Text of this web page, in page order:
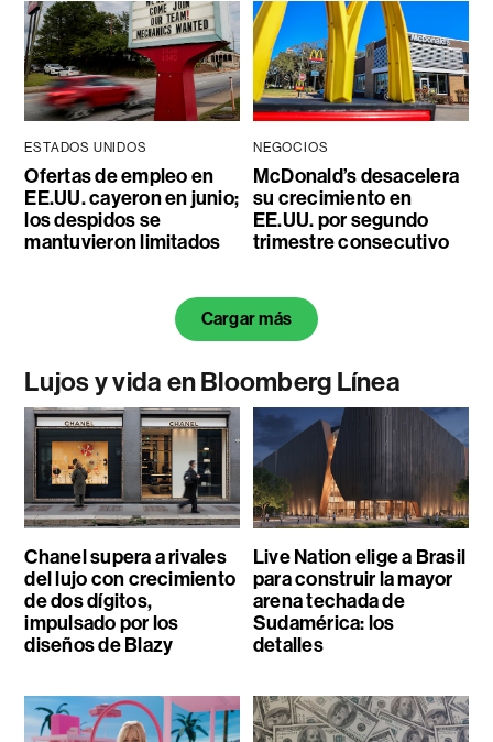
ESTADOS UNIDOS
Ofertas de empleo en
EE.UU. cayeron en junio;
los despidos se
mantuvieron limitados
NEGOCIOS
McDonald’s desacelera
su crecimiento en
EE.UU. por segundo
trimestre consecutivo
Cargar más
Lujos y vida en Bloomberg Línea
Chanel supera a rivales
del lujo con crecimiento
de dos dígitos,
impulsado por los
diseños de Blazy
Live Nation elige a Brasil
para construir la mayor
arena techada de
Sudamérica: los
detalles